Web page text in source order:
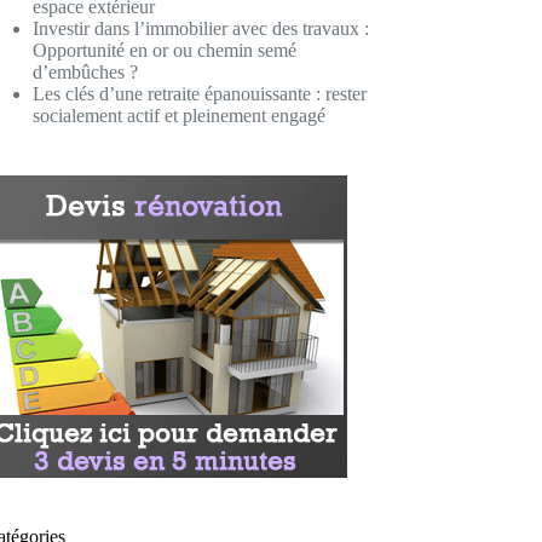
espace extérieur
Investir dans l’immobilier avec des travaux :
Opportunité en or ou chemin semé
d’embûches ?
Les clés d’une retraite épanouissante : rester
socialement actif et pleinement engagé